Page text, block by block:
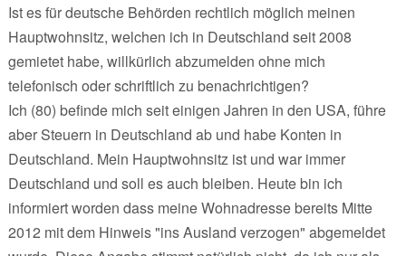
Ist es für deutsche Behörden rechtlich möglich meinen
Hauptwohnsitz, welchen ich in Deutschland seit 2008
gemietet habe, willkürlich abzumelden ohne mich
telefonisch oder schriftlich zu benachrichtigen?
Ich (80) befinde mich seit einigen Jahren in den USA, führe
aber Steuern in Deutschland ab und habe Konten in
Deutschland. Mein Hauptwohnsitz ist und war immer
Deutschland und soll es auch bleiben. Heute bin ich
informiert worden dass meine Wohnadresse bereits Mitte
2012 mit dem Hinweis "ins Ausland verzogen" abgemeldet